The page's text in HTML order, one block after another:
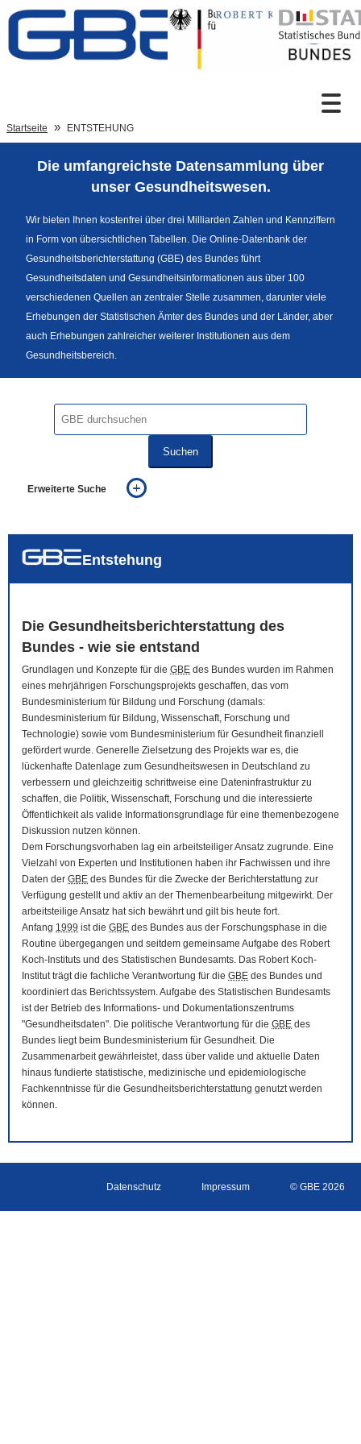
Zum Inhalt
Sprachumschaltung
Fußzeile
Startseite ENTSTEHUNG
Die umfangreichste Datensammlung über
unser Gesundheitswesen.
Wir bieten Ihnen kostenfrei über drei Milliarden Zahlen und Kennziffern
in Form von übersichtlichen Tabellen. Die Online-Datenbank der
Gesundheitsberichterstattung (GBE) des Bundes führt
Gesundheitsdaten und Gesundheitsinformationen aus über 100
verschiedenen Quellen an zentraler Stelle zusammen, darunter viele
Erhebungen der Statistischen Ämter des Bundes und der Länder, aber
auch Erhebungen zahlreicher weiterer Institutionen aus dem
Gesundheitsbereich.
Suchen
Erweiterte Suche
auch in allen Texten suchen (Volltextsuche)
Entstehung
Die Gesundheitsberichterstattung des
Bundes - wie sie entstand
Grundlagen und Konzepte für die GBE des Bundes wurden im Rahmen
eines mehrjährigen Forschungsprojekts geschaffen, das vom
Bundesministerium für Bildung und Forschung (damals:
Bundesministerium für Bildung, Wissenschaft, Forschung und
Technologie) sowie vom Bundesministerium für Gesundheit finanziell
gefördert wurde. Generelle Zielsetzung des Projekts war es, die
lückenhafte Datenlage zum Gesundheitswesen in Deutschland zu
verbessern und gleichzeitig schrittweise eine Dateninfrastruktur zu
schaffen, die Politik, Wissenschaft, Forschung und die interessierte
Öffentlichkeit als valide Informationsgrundlage für eine themenbezogene
Diskussion nutzen können.
Dem Forschungsvorhaben lag ein arbeitsteiliger Ansatz zugrunde. Eine
Vielzahl von Experten und Institutionen haben ihr Fachwissen und ihre
Daten der GBE des Bundes für die Zwecke der Berichterstattung zur
Verfügung gestellt und aktiv an der Themenbearbeitung mitgewirkt. Der
arbeitsteilige Ansatz hat sich bewährt und gilt bis heute fort.
Anfang 1999 ist die GBE des Bundes aus der Forschungsphase in die
Routine übergegangen und seitdem gemeinsame Aufgabe des Robert
Koch-Instituts und des Statistischen Bundesamts. Das Robert Koch-
Institut trägt die fachliche Verantwortung für die GBE des Bundes und
koordiniert das Berichtssystem. Aufgabe des Statistischen Bundesamts
ist der Betrieb des Informations- und Dokumentationszentrums
"Gesundheitsdaten". Die politische Verantwortung für die GBE des
Bundes liegt beim Bundesministerium für Gesundheit. Die
Zusammenarbeit gewährleistet, dass über valide und aktuelle Daten
hinaus fundierte statistische, medizinische und epidemiologische
Fachkenntnisse für die Gesundheitsberichterstattung genutzt werden
können.
Datenschutz Impressum © GBE 2026